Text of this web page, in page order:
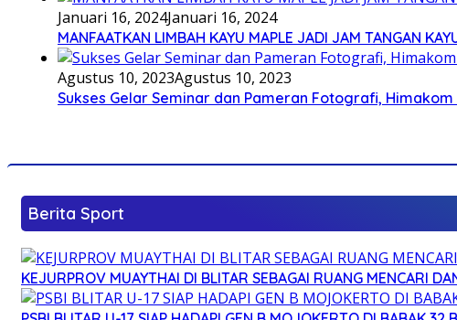
Januari 16, 2024Januari 16, 2024
MANFAATKAN LIMBAH KAYU MAPLE JADI JAM TANGAN
Agustus 10, 2023Agustus 10, 2023
Sukses Gelar Seminar dan Pameran Fotografi,
Berita Sport
KEJURPROV MUAYTHAI DI BLITAR SEBAGAI RUANG MENCARI